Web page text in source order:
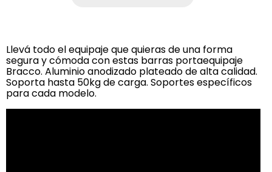
Llevá todo el equipaje que quieras de una forma
segura y cómoda con estas barras portaequipaje
Bracco. Aluminio anodizado plateado de alta calidad.
Soporta hasta 50kg de carga. Soportes específicos
para cada modelo.